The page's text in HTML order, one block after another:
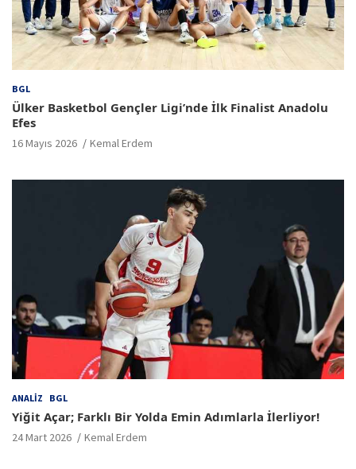
BGL
Ülker Basketbol Gençler Ligi’nde İlk Finalist Anadolu
Efes
16 Mayıs 2026 Kemal Erdem
ANALIZ BGL
Yiğit Açar; Farklı Bir Yolda Emin Adımlarla İlerliyor!
24 Mart 2026 Kemal Erdem